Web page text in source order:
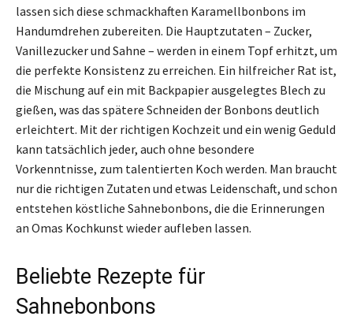
lassen sich diese schmackhaften Karamellbonbons im
Handumdrehen zubereiten. Die Hauptzutaten – Zucker,
Vanillezucker und Sahne – werden in einem Topf erhitzt, um
die perfekte Konsistenz zu erreichen. Ein hilfreicher Rat ist,
die Mischung auf ein mit Backpapier ausgelegtes Blech zu
gießen, was das spätere Schneiden der Bonbons deutlich
erleichtert. Mit der richtigen Kochzeit und ein wenig Geduld
kann tatsächlich jeder, auch ohne besondere
Vorkenntnisse, zum talentierten Koch werden. Man braucht
nur die richtigen Zutaten und etwas Leidenschaft, und schon
entstehen köstliche Sahnebonbons, die die Erinnerungen
an Omas Kochkunst wieder aufleben lassen.
Beliebte Rezepte für
Sahnebonbons